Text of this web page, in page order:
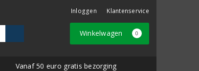
Inloggen Klantenservice
Winkelwagen 0
Vanaf 50 euro gratis bezorging